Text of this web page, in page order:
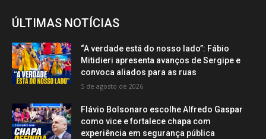
ÚLTIMAS NOTÍCIAS
“A verdade está do nosso lado”: Fábio
Mitidieri apresenta avanços de Sergipe e
convoca aliados para as ruas
5 de agosto de 2026
Flávio Bolsonaro escolhe Alfredo Gaspar
como vice e fortalece chapa com
experiência em segurança pública